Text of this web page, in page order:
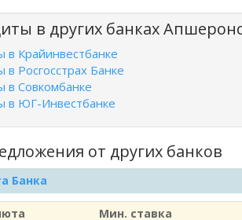
в других банках
в Крайинвестбанке
Росгосстрах Банке
в Совкомбанке
в ЮГ-Инвестбанке
от других банков
Банка
Мин. ставка